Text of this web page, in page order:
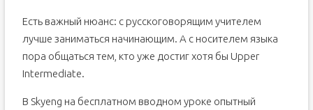
Есть важный нюанс: с русскоговорящим учителем
лучше заниматься начинающим. А с носителем языка
пора общаться тем, кто уже достиг хотя бы Upper
Intermediate.
В Skyeng на бесплатном вводном уроке опытный